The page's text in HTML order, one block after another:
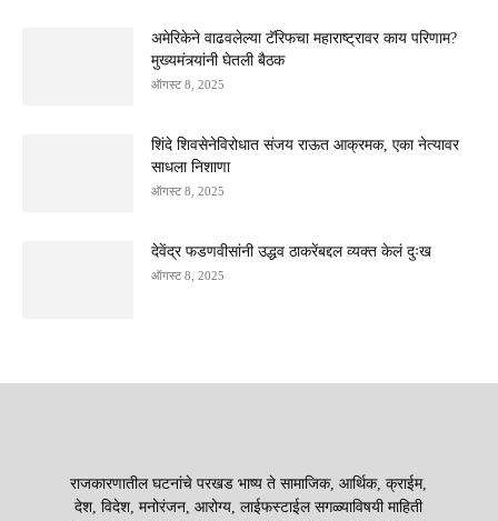
अमेरिकेने वाढवलेल्या टॅरिफचा महाराष्ट्रावर काय परिणाम?
मुख्यमंत्र्यांनी घेतली बैठक
ऑगस्ट 8, 2025
शिंदे शिवसेनेविरोधात संजय राऊत आक्रमक, एका नेत्यावर
साधला निशाणा
ऑगस्ट 8, 2025
देवेंद्र फडणवीसांनी उद्धव ठाकरेंबद्दल व्यक्त केलं दुःख
ऑगस्ट 8, 2025
राजकारणातील घटनांचे परखड भाष्य ते सामाजिक, आर्थिक, क्राईम,
देश, विदेश, मनोरंजन, आरोग्य, लाईफस्टाईल सगळ्याविषयी माहिती